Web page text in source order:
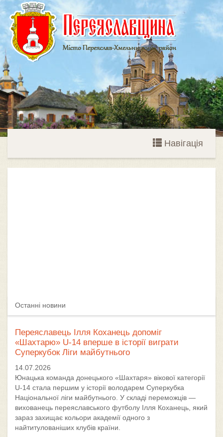
Навігація
Останні новини
Переяславець Ілля Коханець допоміг
«Шахтарю» U-14 вперше в історії виграти
Суперкубок Ліги майбутнього
14.07.2026
Юнацька команда донецького «Шахтаря» вікової категорії
U-14 стала першим у історії володарем Суперкубка
Національної ліги майбутнього. У складі переможців —
вихованець переяславського футболу Ілля Коханець, який
зараз захищає кольори академії одного з
найтитулованіших клубів країни.